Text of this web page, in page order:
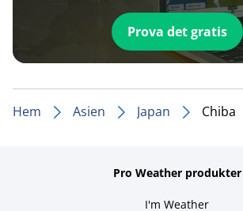
Prova det gratis
Hem Asien Japan Chiba
Pro Weather produkter
I'm Weather